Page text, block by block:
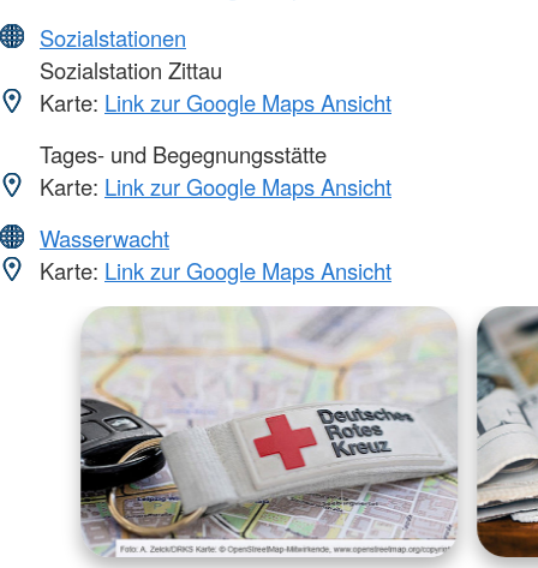
Sozialstationen
Sozialstation Zittau
Karte: Link zur Google Maps Ansicht
Tages- und Begegnungsstätte
Karte: Link zur Google Maps Ansicht
Wasserwacht
Karte: Link zur Google Maps Ansicht